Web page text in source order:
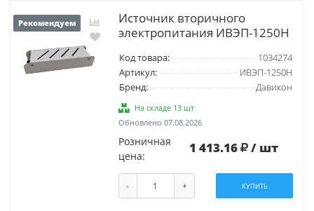
Рекомендуем
Источник вторичного
электропитания ИВЭП-1250H
Код товара:
1034274
Артикул:
ИВЭП-1250H
Бренд:
Давикон
На складе 13 шт
Обновлено 07.08.2026
Розничная
цена:
1 413.16 / шт
- + КУПИТЬ